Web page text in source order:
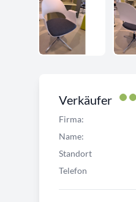
Verkäufer
Firma:
Name:
Standort
Telefon